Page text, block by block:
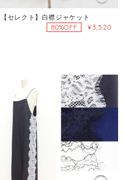
【セレクト】白襟ジャケット
80%OFF
¥3,520